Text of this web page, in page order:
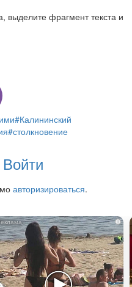
выделите фрагмент текста и
#Калининский
#столкновение
Войти
авторизироваться.
i